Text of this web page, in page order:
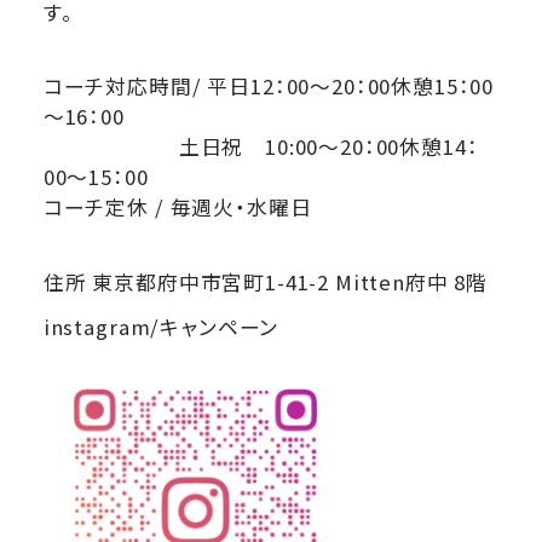
す。
コーチ対応時間/ 平日12：00～20：00休憩15：00
～16：00
土日祝 10:00～20：00休憩14：
00～15：00
コーチ定休 / 毎週火・水曜日
住所 東京都府中市宮町1-41-2 Mitten府中 8階
instagram/キャンペーン